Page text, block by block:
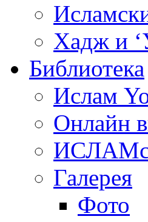
Хадж и
Библиотека
Ислам
Онлайн
Галерея
Фото